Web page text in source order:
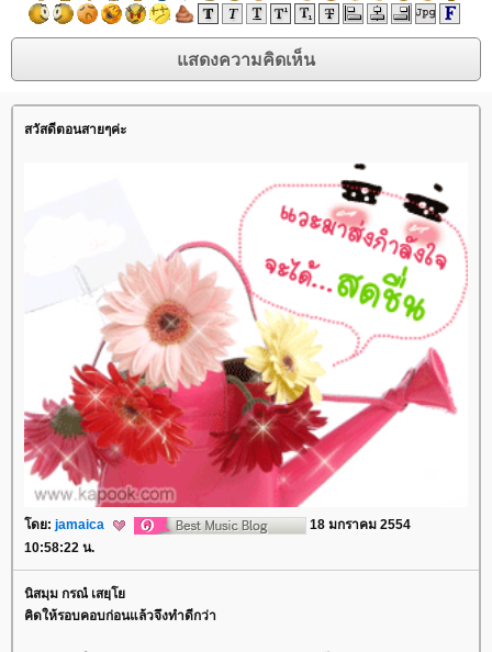
สวัสดีตอนสายๆค่ะ
ดย: jamaica
18 มกราคม 2554
10:58:22 น.
นิสมฺม กรณํ เสยฺ
คิดให้รอบคอบก่อนแล้วจึงทำดีกว่า